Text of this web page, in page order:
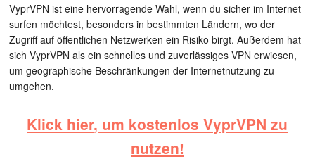
VyprVPN ist eine hervorragende Wahl, wenn du sicher im Internet
surfen möchtest, besonders in bestimmten Ländern, wo der
Zugriff auf öffentlichen Netzwerken ein Risiko birgt. Außerdem hat
sich VyprVPN als ein schnelles und zuverlässiges VPN erwiesen,
um geographische Beschränkungen der Internetnutzung zu
umgehen.
Klick hier, um kostenlos VyprVPN zu
nutzen!